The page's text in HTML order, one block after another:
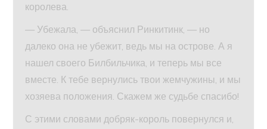
королева.
— Убежала, — объяснил Ринкитинк, — но
далеко она не убежит, ведь мы на острове. А я
нашел своего Билбильчика, и теперь мы все
вместе. К тебе вернулись твои жемчужины, и мы
хозяева положения. Скажем же судьбе спасибо!
С этими словами добряк-король повернулся и,